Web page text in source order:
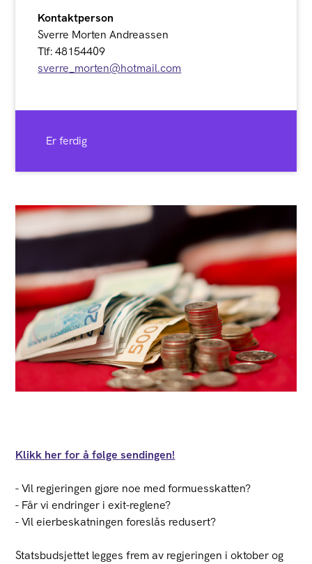
Kontaktperson
Sverre Morten Andreassen
Tlf: 48154409
sverre_morten@hotmail.com
Er ferdig
Klikk her for å følge sendingen!
- Vil regjeringen gjøre noe med formuesskatten?
- Får vi endringer i exit-reglene?
- Vil eierbeskatningen foreslås redusert?
Statsbudsjettet legges frem av regjeringen i oktober og